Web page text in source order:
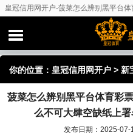
皇冠信用网开户-菠菜怎么辨别黑平台
可大肆空缺纸上署名作念担保？讼师这
你的位置： 皇冠信用网开户 > 新
彩票中奖最高金额_宅男财经｜
保？讼师这么说
菠菜怎么辨别黑平台体育彩
么不可大肆空缺纸上
发布日期：2025-